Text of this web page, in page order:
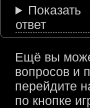
Показать
ответ
Ещё вы
вопросов и
перейдите
по кнопке